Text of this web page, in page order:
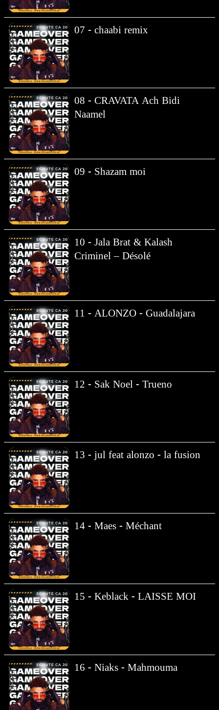
07 - chaabi remix
08 - CRAVATA Ach Bidi
Naamel
09 - Shazam moi
10 - Jala Brat & Kalash
Criminel – Désolé
11 - ALONZO - Guadalajara
12 - Sak Noel - Trueno
13 - jul feat alonzo - la fusion
14 - Maes - Méchant
15 - Keblack - LAISSE MOI
16 - Niaks - Mahmouma